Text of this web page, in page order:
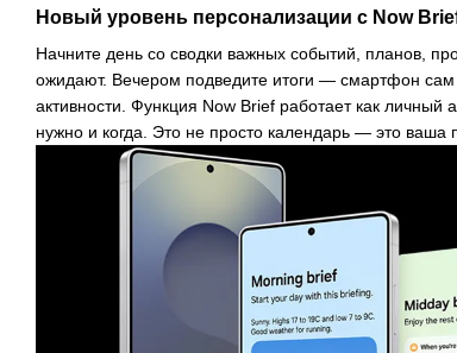
Новый уровень персонализации с Now
Начните день со сводки важных событий, планов,
ожидают. Вечером подведите итоги — смартфон
активности. Функция Now Brief работает как личный
нужно и когда. Это не просто календарь — это ваша